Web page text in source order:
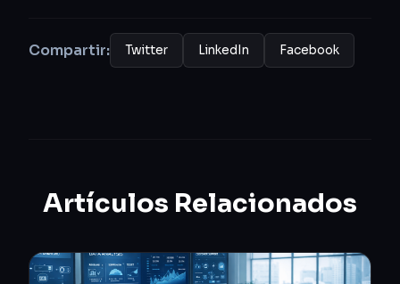
Compartir: Twitter LinkedIn Facebook
Artículos Relacionados